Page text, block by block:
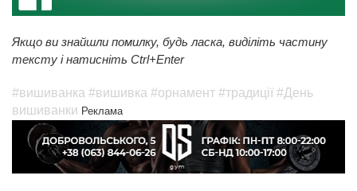
Якщо ви знайшли помилку, будь ласка, виділіть частину
тексту і натисніть Ctrl+Enter
#вишиванка #вишивка #орнамент #традиції #День
вишиванки Реклама